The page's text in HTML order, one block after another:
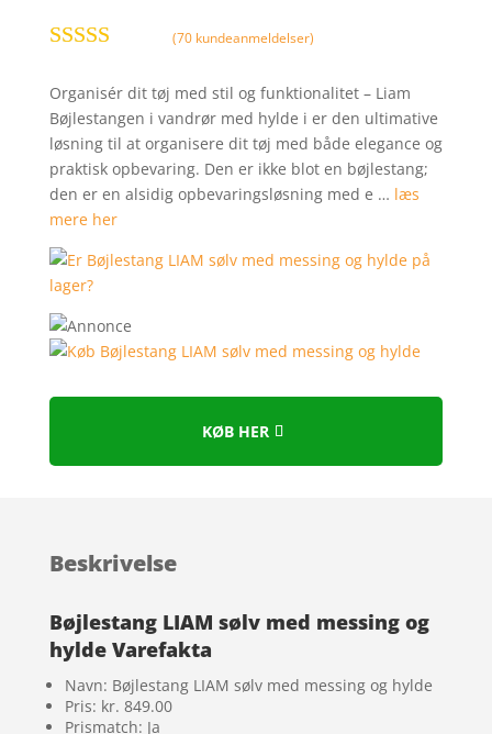
som4.7ud
af 5 baseret
på
kundebedø
mmelser
(70kundeanmeldelser)
Organisér dit tøj med stil og funktionalitet – Liam
Bøjlestangen i vandrør med hylde i er den ultimative
løsning til at organisere dit tøj med både elegance og
praktisk opbevaring. Den er ikke blot en bøjlestang;
den er en alsidig opbevaringsløsning med e … læs
mere her
KØB HER
Beskrivelse
Bøjlestang LIAM sølv med messing og
hylde Varefakta
Navn: Bøjlestang LIAM sølv med messing og hylde
Pris: kr. 849.00
Prismatch: Ja